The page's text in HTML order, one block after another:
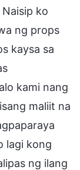
ko
ng props
kaysa sa
kami nang
maliit na
lagi kong
ng ilang